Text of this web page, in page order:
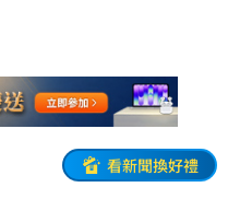
看新聞換好禮